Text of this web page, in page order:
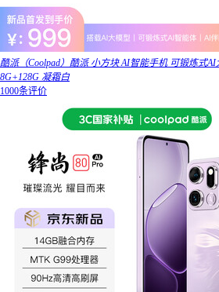
酷派（Coolpad）酷派 小方块 AI智能手机 可锻炼式
8G+128G 凝霜白
1000条评价